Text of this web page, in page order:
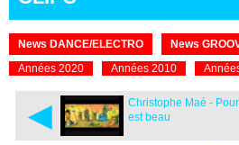
News DANCE/ELECTRO News
Années 2020
Années 2010
◄
Christophe Maé -
est beau